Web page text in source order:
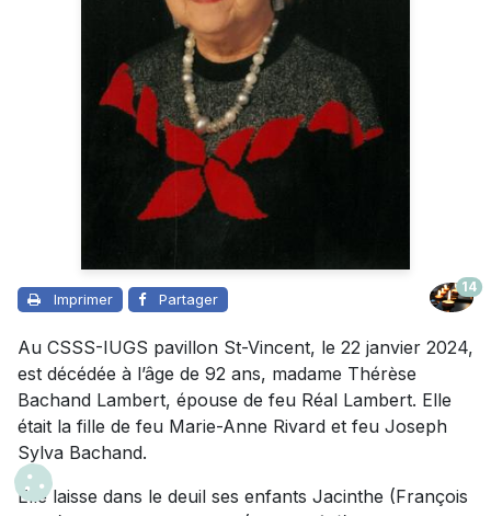
Imprimer Partager
14
Au CSSS-IUGS pavillon St-Vincent, le 22 janvier 2024,
est décédée à l’âge de 92 ans, madame Thérèse
Bachand Lambert, épouse de feu Réal Lambert. Elle
était la fille de feu Marie-Anne Rivard et feu Joseph
Sylva Bachand.
Elle laisse dans le deuil ses enfants Jacinthe (François